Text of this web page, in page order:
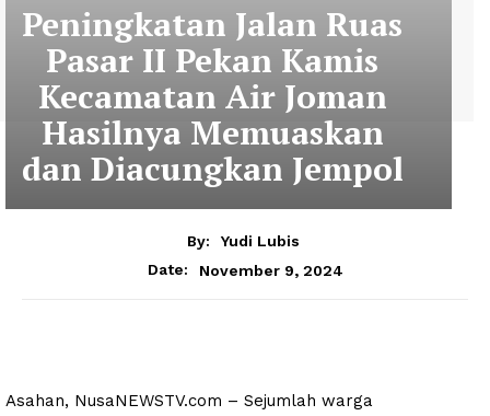
Peningkatan Jalan Ruas
Pasar II Pekan Kamis
Kecamatan Air Joman
Hasilnya Memuaskan
dan Diacungkan Jempol
By:
Yudi Lubis
Date:
November 9, 2024
Asahan, NusaNEWSTV.com – Sejumlah warga